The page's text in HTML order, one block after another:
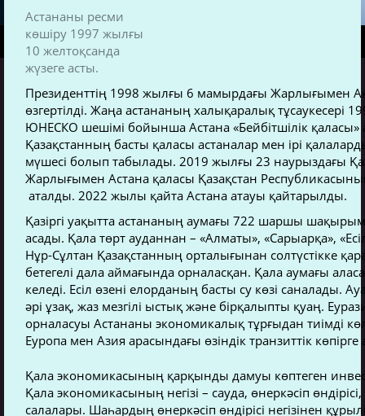
Астананы ресми
көшіру 1997 жылғы
10 желтоқсанда
жүзеге асты.
Президенттің 1998 жылғы 6 мамырдағы Жарлығымен
өзгертілді. Жаңа астананың халықаралық
ЮНЕСКО шешімі бойынша Астана «Бейбітшілік
Қазақстанның басты қаласы астаналар мен ірі
мүшесі болып табылады. 2019 жылғы 23 наурыздағы
Жарлығымен Астана қаласы Қазақстан
аталды. 2022 жылы қайта Астана атауы қайтарылды.
Қазіргі уақытта астананың аумағы 722 шаршы
асады. Қала төрт ауданнан – «Алматы», «Сарыарқа»,
Нұр-Сұлтан Қазақстанның орталығынан солтүстікке
бетегелі дала аймағында орналасқан. Қала аумағы
келеді. Есіл өзені елорданың басты су көзі саналады.
әрі ұзақ, жаз мезгілі ыстық және бірқалыпты қуаң.
орналасуы Астананы экономикалық тұрғыдан тиімді
Еуропа мен Азия арасындағы өзіндік транзиттік
Қала экономикасының қарқынды дамуы көптеген
Қала экономикасының негізі – сауда, өнеркәсіп
салалары. Шаһардың өнеркәсіп өндірісі негізінен